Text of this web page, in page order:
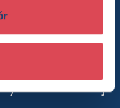
nasze nowości
odbiorczej.